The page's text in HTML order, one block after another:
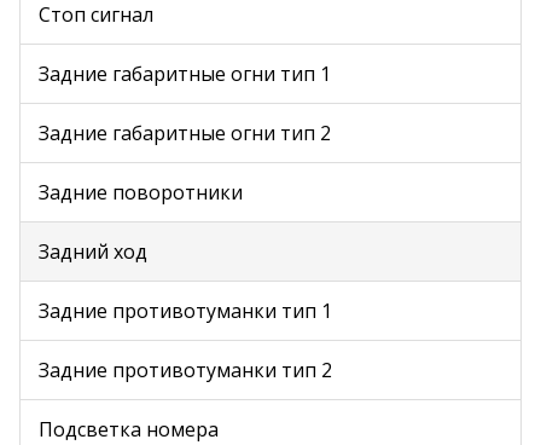
Стоп сигнал
Задние габаритные огни тип 1
Задние габаритные огни тип 2
Задние поворотники
Задний ход
Задние противотуманки тип 1
Задние противотуманки тип 2
Подсветка номера